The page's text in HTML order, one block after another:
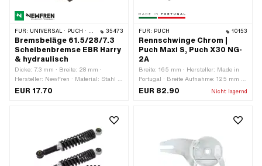
FÜR: UNIVERSAL · PUCH · SACHS 35473
Bremsbeläge 61.5/28/7.3
Scheibenbremse EBR Harry
& hydraulisch
Dicke: 7.3 mm · Breite: 28 mm ·
Hersteller: NewFren · Material: Stahl ·
Material: Verbundwerkstoffe · Anzahl:
EUR 17.70
FÜR: PUCH 10153
Rennschwinge Chrom |
Puch Maxi S, Puch X30 NG-
2A
Breite: 165 mm · Hersteller: Made in
Portugal · Breite Aufnahme: 125 mm ·
Material: Stahl · Oberfläche: verchromt
EUR 82.90 Nicht lagernd